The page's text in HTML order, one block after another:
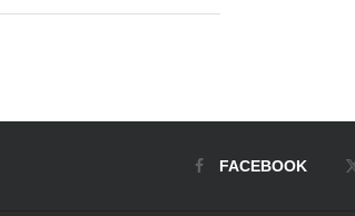
FACEBOOK